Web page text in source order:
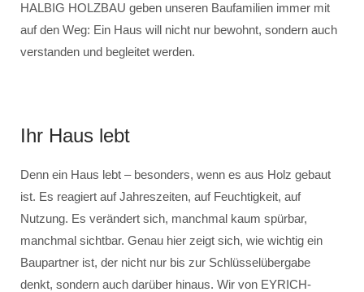
HALBIG HOLZBAU geben unseren Baufamilien immer mit
auf den Weg: Ein Haus will nicht nur bewohnt, sondern auch
verstanden und begleitet werden.
Ihr Haus lebt
Denn ein Haus lebt – besonders, wenn es aus Holz gebaut
ist. Es reagiert auf Jahreszeiten, auf Feuchtigkeit, auf
Nutzung. Es verändert sich, manchmal kaum spürbar,
manchmal sichtbar. Genau hier zeigt sich, wie wichtig ein
Baupartner ist, der nicht nur bis zur Schlüsselübergabe
denkt, sondern auch darüber hinaus. Wir von EYRICH-